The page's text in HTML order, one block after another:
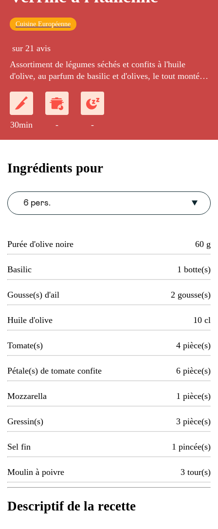
Cuisine Européenne
sur 21 avis
Assortiment de légumes séchés et confits à l'huile
d'olive, au parfum de basilic et d'olives, le tout monté
30min - -
Ingrédients pour
6 pers.
Purée d'olive noire 60 g
Basilic 1 botte(s)
Gousse(s) d'ail 2 gousse(s)
Huile d'olive 10 cl
Tomate(s) 4 pièce(s)
Pétale(s) de tomate confite 6 pièce(s)
Mozzarella 1 pièce(s)
Gressin(s) 3 pièce(s)
Sel fin 1 pincée(s)
Moulin à poivre 3 tour(s)
Descriptif de la recette